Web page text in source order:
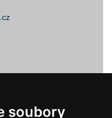
soubory
soubory